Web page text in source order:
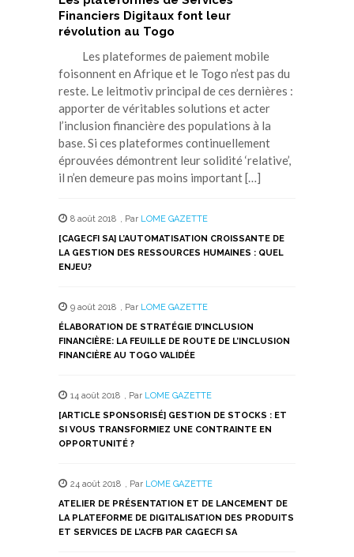
Financiers Digitaux font leur
révolution au Togo
Les plateformes de paiement mobile
foisonnent en Afrique et le Togo n’est pas du
reste. Le leitmotiv principal de ces dernières :
apporter de véritables solutions et acter
l’inclusion financière des populations à la
base. Si ces plateformes continuellement
éprouvées démontrent leur solidité ‘relative’,
il n’en demeure pas moins important […]
8 août 2018 , Par LOME GAZETTE
[CAGECFI SA] L’AUTOMATISATION CROISSANTE DE
LA GESTION DES RESSOURCES HUMAINES : QUEL
ENJEU?
9 août 2018 , Par LOME GAZETTE
ÉLABORATION DE STRATÉGIE D’INCLUSION
FINANCIÈRE: LA FEUILLE DE ROUTE DE L’INCLUSION
FINANCIÈRE AU TOGO VALIDÉE
14 août 2018 , Par LOME GAZETTE
[ARTICLE SPONSORISÉ] GESTION DE STOCKS : ET
SI VOUS TRANSFORMIEZ UNE CONTRAINTE EN
OPPORTUNITÉ ?
24 août 2018 , Par LOME GAZETTE
ATELIER DE PRÉSENTATION ET DE LANCEMENT DE
LA PLATEFORME DE DIGITALISATION DES PRODUITS
ET SERVICES DE L’ACFB PAR CAGECFI SA